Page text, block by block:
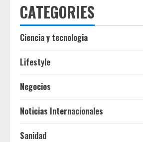
CATEGORIES
Ciencia y tecnologia
Lifestyle
Negocios
Noticias Internacionales
Sanidad